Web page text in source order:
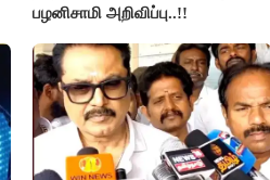
பழனிசாமி அறிவிப்பு..!!